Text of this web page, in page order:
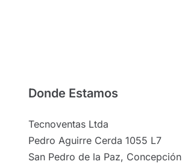
Donde Estamos
Tecnoventas Ltda
Pedro Aguirre Cerda 1055 L7
San Pedro de la Paz, Concepción